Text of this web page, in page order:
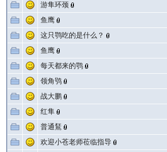
游隼环颈
鱼鹰
这只鹗吃的是什么？
鱼鹰
每天都来的鹗
领角鸮
战大鹏
红隼
普通鵟
欢迎小苍老师莅临指导